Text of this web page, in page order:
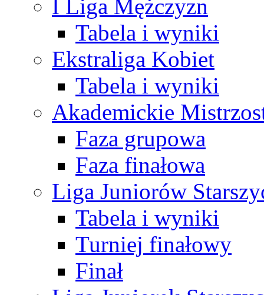
I Liga Mężczyzn
Tabela i wyniki
Ekstraliga Kobiet
Tabela i wyniki
Akademickie
Faza grupowa
Faza finałowa
Liga Juniorów
Tabela i wyniki
Turniej finałowy
Finał